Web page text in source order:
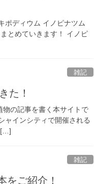
ポディウム イノピナツム
とめていきます！ イノピ
雑記
た！
の記事を書く本サイトで
ャインシティで開催される
[…]
雑記
をご紹介！